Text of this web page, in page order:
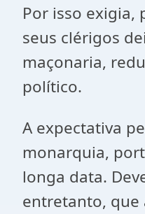
Por isso exigia,
seus clérigos
maçonaria,
político.
A expectativa
monarquia,
longa data.
entretanto, que